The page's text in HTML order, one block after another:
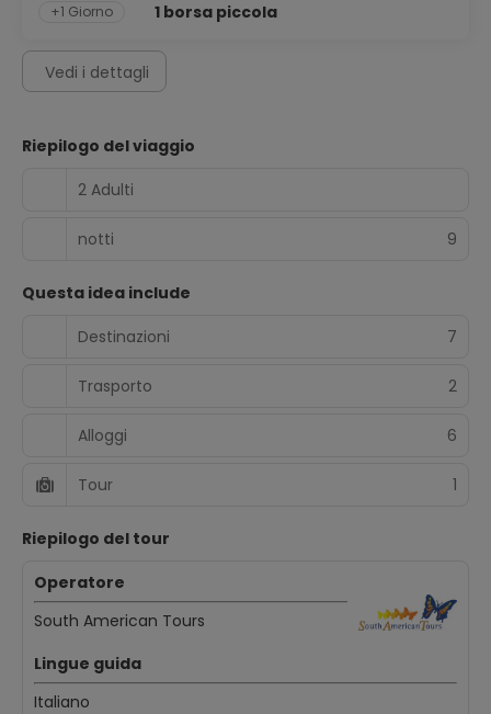
+1 Giorno
1 borsa piccola
Vedi i dettagli
Riepilogo del viaggio
2 Adulti
notti 9
Questa idea include
Destinazioni
7
Trasporto 2
Alloggi 6
Tour 1
Riepilogo del tour
Operatore
South American Tours
Lingue guida
Italiano